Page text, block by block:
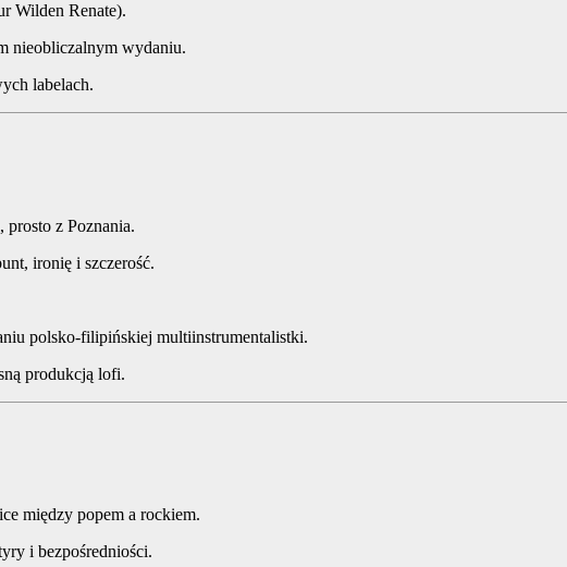
Wilden Renate).
nieobliczalnym wydaniu.
labelach.
prosto z Poznania.
ironię i szczerość.
polsko-filipińskiej multiinstrumentalistki.
produkcją lofi.
między popem a rockiem.
i bezpośredniości.